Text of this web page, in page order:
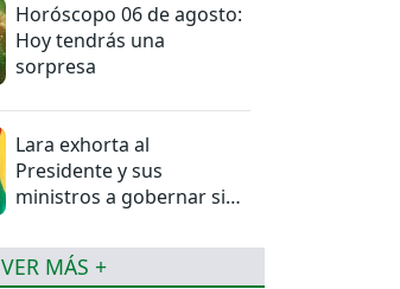
Horóscopo 06 de agosto:
Hoy tendrás una
sorpresa
Lara exhorta al
Presidente y sus
ministros a gobernar sin
VER MÁS +